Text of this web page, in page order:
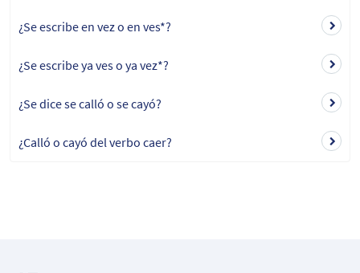
¿Se escribe en vez o en ves*?
¿Se escribe ya ves o ya vez*?
¿Se dice se calló o se cayó?
¿Calló o cayó del verbo caer?